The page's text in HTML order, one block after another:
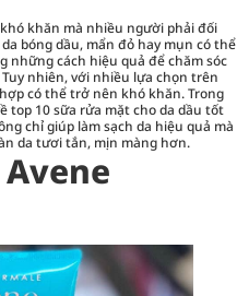
khăn mà nhiều người phải đối
bóng dầu, mẩn đỏ hay mụn có thể
những cách hiệu quả để chăm sóc
nhiên, với nhiều lựa chọn trên
có thể trở nên khó khăn. Trong
top 10 sữa rửa mặt cho da dầu tốt
chỉ giúp làm sạch da hiệu quả mà
da tươi tắn, mịn màng hơn.